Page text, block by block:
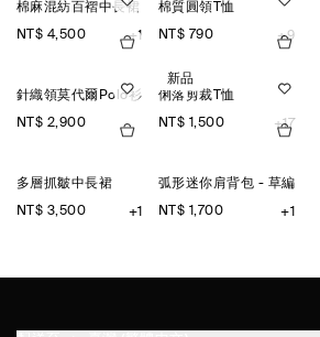
棉麻混紡百褶中長裙
NT$ 4,500 +1
棉質圓領T恤
NT$ 790 +9
針織領莫代爾Polo衫
NT$ 2,900
新品
俐落剪裁T恤
NT$ 1,500 +17
多層抓皺中長裙
NT$ 3,500 +1
弧形迷你肩背包 - 草編
NT$ 1,700 +1